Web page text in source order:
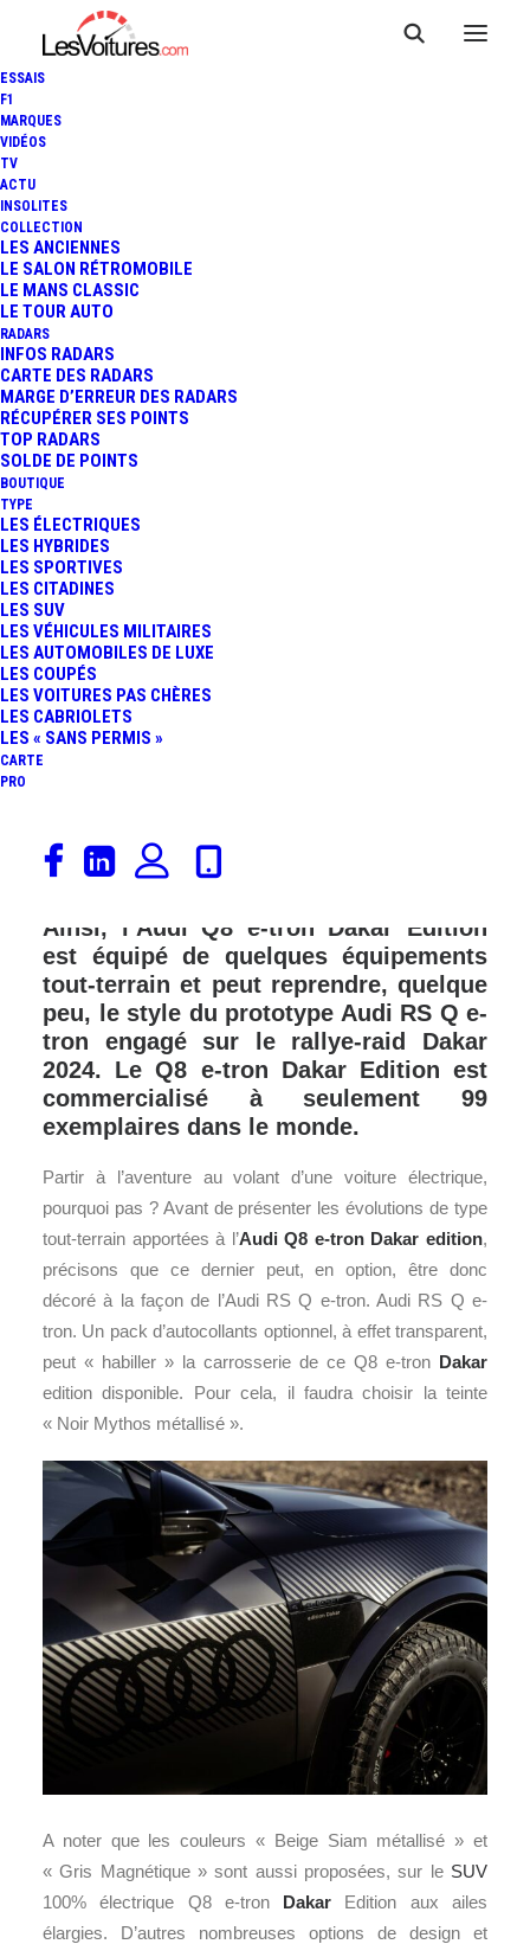
ESSAIS
F1
MARQUES
VIDÉOS
TV
ACTU
INSOLITES
COLLECTION
LES ANCIENNES
LE SALON RÉTROMOBILE
LE MANS CLASSIC
LE TOUR AUTO
RADARS
INFOS RADARS
CARTE DES RADARS
MARGE D’ERREUR DES RADARS
RÉCUPÉRER SES POINTS
TOP RADARS
SOLDE DE POINTS
BOUTIQUE
TYPE
LES ÉLECTRIQUES
LES HYBRIDES
LES SPORTIVES
LES CITADINES
LES SUV
LES VÉHICULES MILITAIRES
LES AUTOMOBILES DE LUXE
LES COUPÉS
LES VOITURES PAS CHÈRES
LES CABRIOLETS
LES « SANS PERMIS »
CARTE
PRO
EDITION : SUV 100%
ÉLECTRIQUE "EN MODE
3 Minutes
Audi profite du rallye-raid Dakar 2024
pour présenter une série très limitée
Ainsi, l’Audi Q8 e-tron Dakar Edition
est équipé de quelques équipements
tout-terrain et peut reprendre, quelque
peu, le style du prototype Audi RS Q e-
tron engagé sur le rallye-raid Dakar
2024. Le Q8 e-tron Dakar Edition est
commercialisé à seulement 99
exemplaires dans le monde.
Partir à l’aventure au volant d’une voiture électrique,
pourquoi pas ? Avant de présenter les évolutions de type
tout-terrain apportées à l’Audi Q8 e-tron Dakar edition,
précisons que ce dernier peut, en option, être donc
décoré à la façon de l’Audi RS Q e-tron. Audi RS Q e-
tron. Un pack d’autocollants optionnel, à effet transparent,
peut « habiller » la carrosserie de ce Q8 e-tron Dakar
edition disponible. Pour cela, il faudra choisir la teinte
« Noir Mythos métallisé ».
A noter que les couleurs « Beige Siam métallisé » et
« Gris Magnétique » sont aussi proposées, sur le SUV
100% électrique Q8 e-tron Dakar Edition aux ailes
élargies. D’autres nombreuses options de design et